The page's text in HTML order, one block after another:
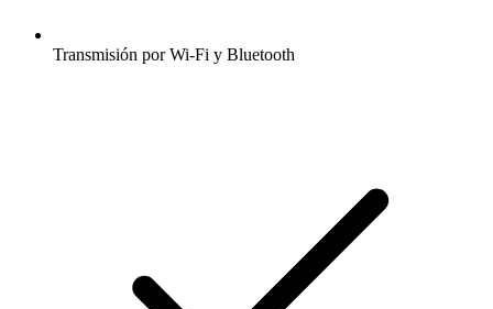
Transmisión por Wi-Fi y Bluetooth